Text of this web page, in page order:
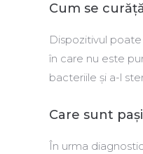
Cum se
Dispozitivul
în care nu este
bacteriile și a-l
Care sunt
În urma